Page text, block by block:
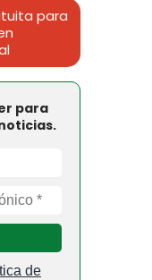
para
para
de